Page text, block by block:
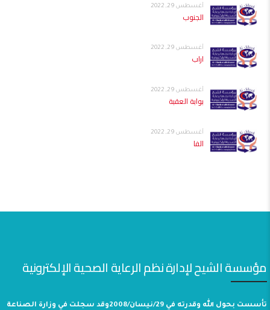
أغسطس 29, 2022
الجنوب
أغسطس 29, 2022
اراب
أغسطس 29, 2022
بوابة العقبة
أغسطس 29, 2022
الفا
مؤسسة الشيح لإدارة نظم الرعاية الصحية الإلكترونية
تأسست بحول الله وقدرته في 29/نيسان/2008وقد سجلت في وزارة الصناعة